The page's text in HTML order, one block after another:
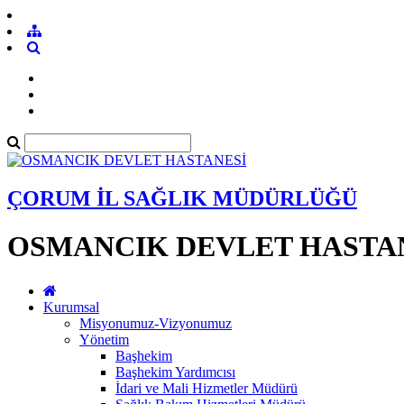
ÇORUM İL SAĞLIK MÜDÜRLÜĞÜ
OSMANCIK DEVLET
Kurumsal
Misyonumuz-Vizyonumuz
Yönetim
Başhekim
Başhekim Yardımcısı
İdari ve Mali Hizmetler Müdürü